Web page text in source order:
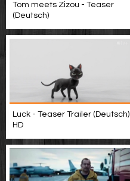
Tom meets Zizou - Teaser
(Deutsch)
Luck - Teaser Trailer (Deutsch)
HD